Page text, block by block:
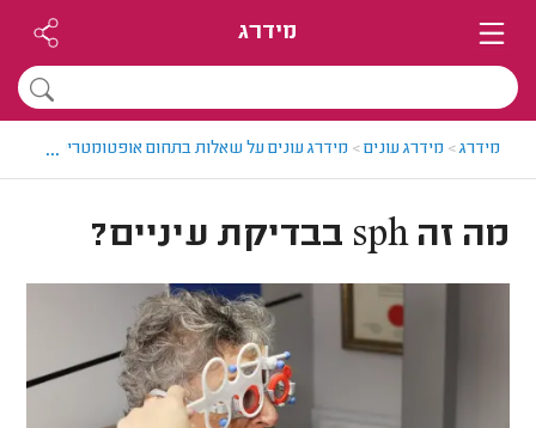
מידרג
מידרג> מידרג עונים> מידרג עונים על שאלות בתחום אופטומטריסטים
...
מה זה sph בבדיקת עיניים?